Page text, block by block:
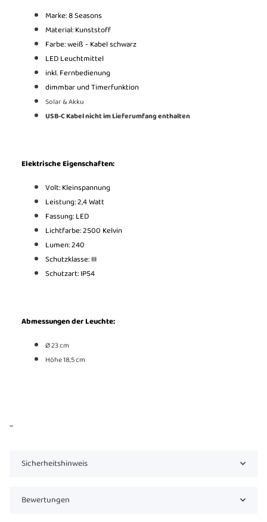
Marke: 8 Seasons
Material: Kunststoff
Farbe: weiß - Kabel schwarz
LED Leuchtmittel
inkl. Fernbedienung
dimmbar und Timerfunktion
Solar & Akku
USB-C Kabel nicht im Lieferumfang enthalten
Elektrische Eigenschaften:
Volt: Kleinspannung
Leistung: 2,4 Watt
Fassung: LED
Lichtfarbe: 2500 Kelvin
Lumen: 240
Schutzklasse: III
Schutzart: IP54
Abmessungen der Leuchte:
Ø 23 cm
Höhe 18,5 cm
...
Sicherheitshinweis
Bewertungen